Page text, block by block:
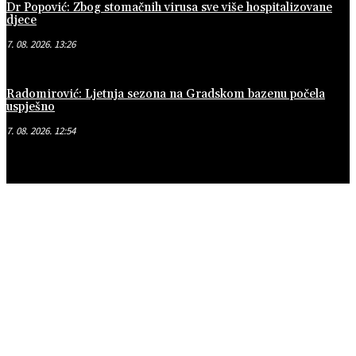
Dr Popović: Zbog stomačnih virusa sve više hospitalizovane
djece
7. 08. 2026. 13:26
Radomirović: Ljetnja sezona na Gradskom bazenu počela
uspješno
7. 08. 2026. 12:54